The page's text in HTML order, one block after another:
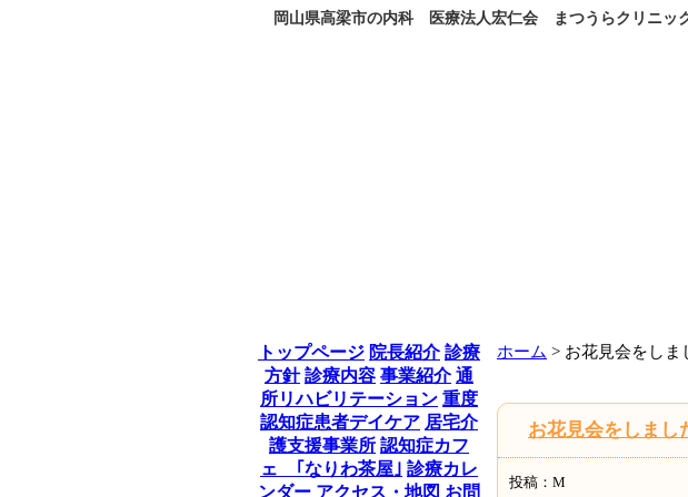
岡山県高梁市の内科 医療法人宏仁会 まつうらクリニッ
トップページ 院長紹介 診療
方針 診療内容 事業紹介 通
所リハビリテーション 重度
認知症患者デイケア 居宅介
護支援事業所 認知症カフ
ェ ｢なりわ茶屋｣ 診療カレ
ンダー アクセス・地図 お問
ホーム > お花見会をしま
お花見会をしまし
投稿：M